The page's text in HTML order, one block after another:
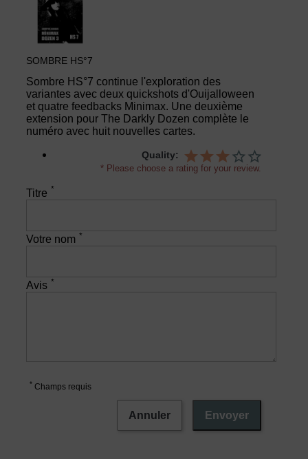
SOMBRE HS°7
Sombre HS°7 continue l'exploration des
variantes avec deux quickshots d'Ouijalloween
et quatre feedbacks Minimax. Une deuxième
extension pour The Darkly Dozen complète le
numéro avec huit nouvelles cartes.
Quality:
* Please choose a rating for your review.
Titre *
Votre nom *
Avis *
* Champs requis
Annuler Envoyer